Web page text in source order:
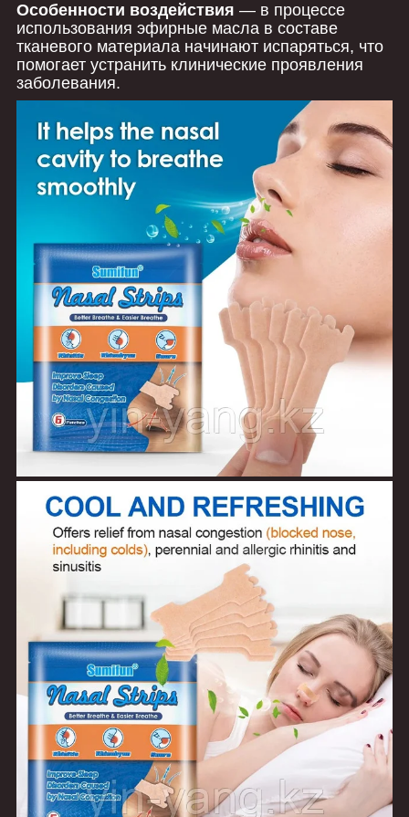
Особенности воздействия — в процессе
использования эфирные масла в составе
тканевого материала начинают испаряться, что
помогает устранить клинические проявления
заболевания.